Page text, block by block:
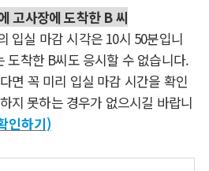
고사장에 도착한 B 씨
입실 마감 시각은10시 50분입니
도착한 B씨도 응시할 수 없습니다.
면 꼭 미리 입실 마감 시간을 확인
지 못하는 경우가 없으시길 바랍니
인하기)